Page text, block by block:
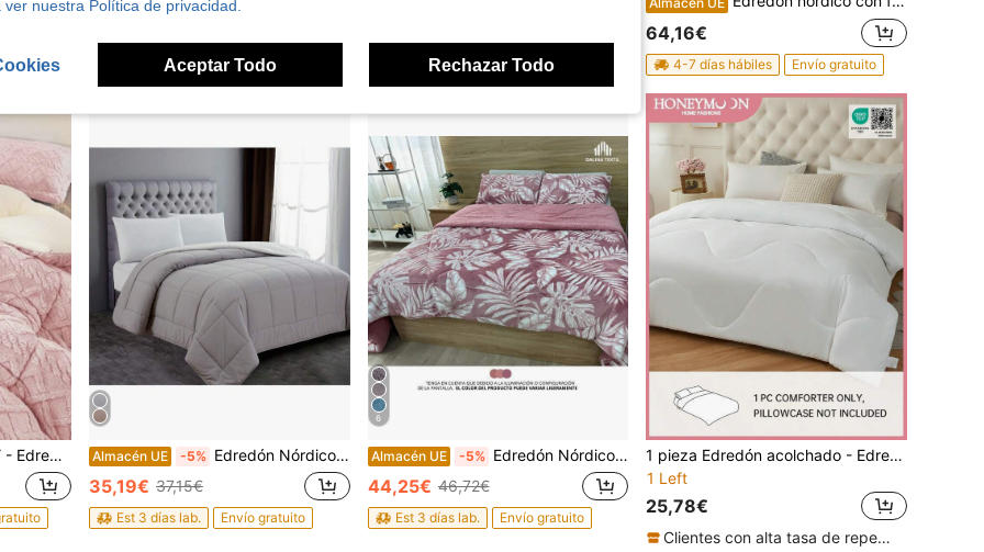
Est 3 días lab.
25,96€
64,16€
4-7 días hábiles Envío gratuito
(1 funda) / 240x260 (2 fundas), 100% Poliéster, Ideal para Invierno Almacén UE -5% Edredón Nórdico Borrego Invierno | Reversible Doble Cara Ultra Cálido | Ideal para Frío Extremo | Suavidad Premium y Confort Térmico .Para Cama individual y Matrimonios.
35,19€ 37,15€
Est 3 días lab. Envío gratuito
6
Almacén UE -5% Edredón Nórdico Borrego - Ideal para Invierno y Otoño , Extra Caliente , Hipoalergénico , Confort Extremo , Calidad Premium. Lavable.Para Cama Idividual y Matrimonios.
44,25€ 46,72€
Est 3 días lab. Envío gratuito
1 pieza Edredón acolchado - Edredón acolchado para todas las estaciones, relleno de edredón alternativo de plumón. Certificado Oeko-Tex
1 Left
25,78€
Clientes con alta tasa de repetición
nuestra Política de privacidad.
Aceptar Todo Rechazar Todo